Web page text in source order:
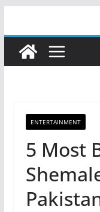
content
ENTERTAINMENT
5 Most